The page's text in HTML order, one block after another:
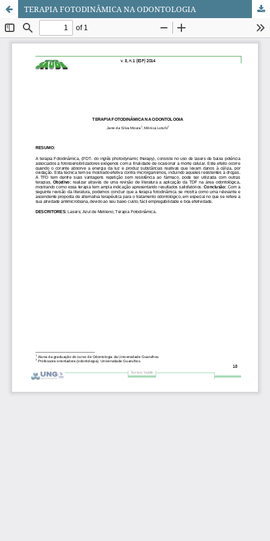
TERAPIA FOTODINÂMICA NA ODONTOLOGIA